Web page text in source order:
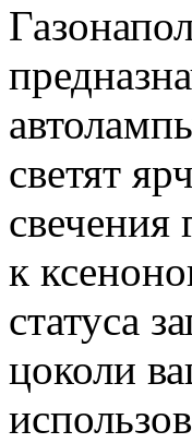
светят
к
статуса
цоколи